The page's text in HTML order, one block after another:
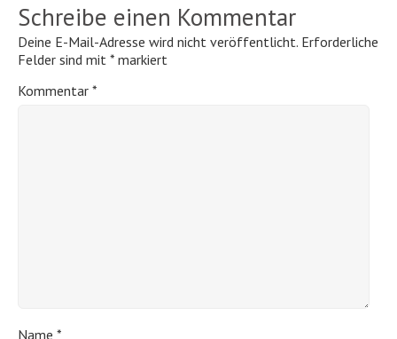
Schreibe einen Kommentar
Deine E-Mail-Adresse wird nicht veröffentlicht. Erforderliche
Felder sind mit * markiert
Kommentar *
Name *